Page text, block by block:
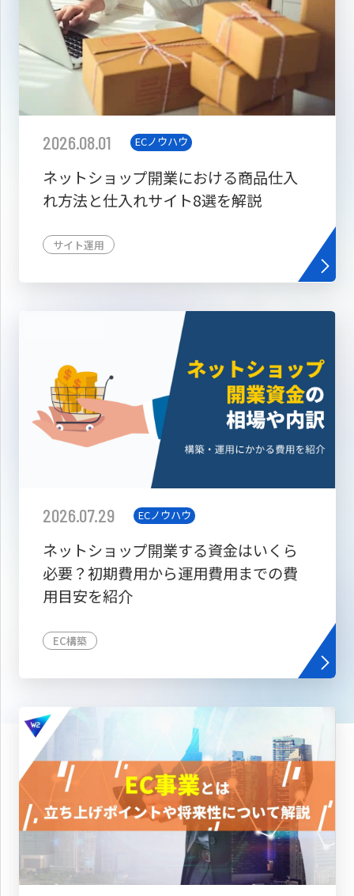
2026.08.01 ECノウハウ
ネットショップ開業における商品仕入
れ方法と仕入れサイト8選を解説
サイト運用
2026.07.29 ECノウハウ
ネットショップ開業する資金はいくら
必要？初期費用から運用費用までの費
用目安を紹介
EC構築